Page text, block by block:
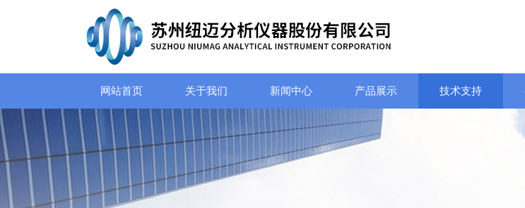
网站首页 关于我们 新闻中心 产品展示 技术支持